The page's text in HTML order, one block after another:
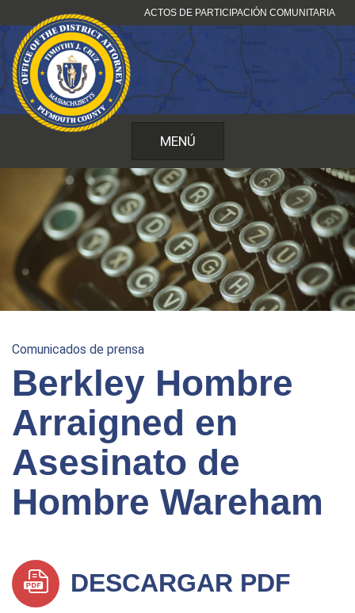
al
contenido
ACTOS DE PARTICIPACIÓN COMUNITARIA
MENÚ
Comunicados de prensa
Berkley Hombre
Arraigned en
Asesinato de
Hombre Wareham
DESCARGAR PDF